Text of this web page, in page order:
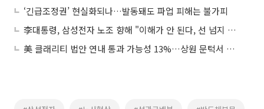
‘긴급조정권’ 현실화되나…발동돼도 파업 피해는 불가피
李대통령, 삼성전자 노조 향해 "이해가 안 된다, 선 넘지 않아야"
美 클래리티 법안 연내 통과 가능성 13%…상원 문턱서 제동